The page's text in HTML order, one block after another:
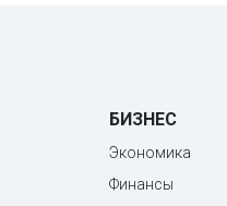
БИЗНЕС
Экономика
Финансы